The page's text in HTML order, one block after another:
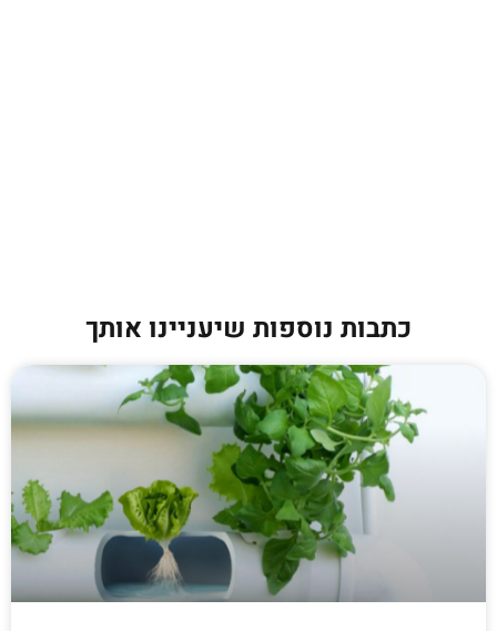
כתבות נוספות שיעניינו אותך